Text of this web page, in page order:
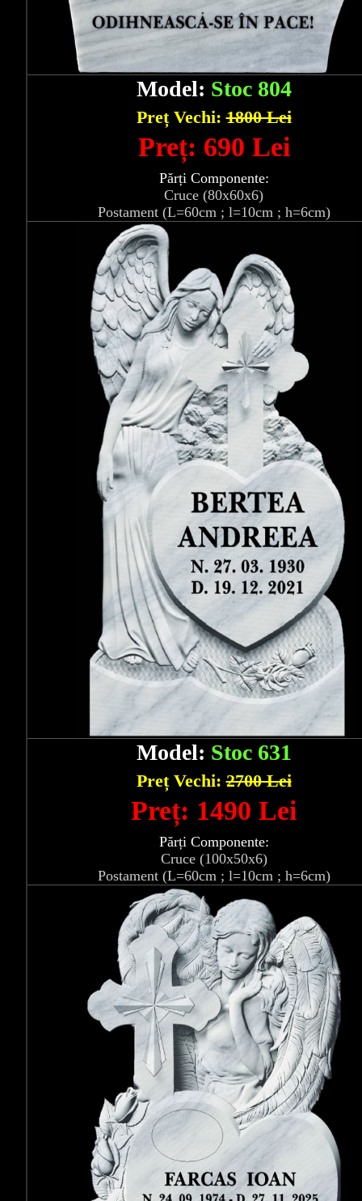
Model: Stoc 804
Preț Vechi:1800 Lei
Preț: 690 Lei
Părți Componente:
Cruce (80x60x6)
Postament (L=60cm ; l=10cm ; h=6cm)
Model: Stoc 631
Preț Vechi:2700 Lei
Preț: 1490 Lei
Părți Componente:
Cruce (100x50x6)
Postament (L=60cm ; l=10cm ; h=6cm)